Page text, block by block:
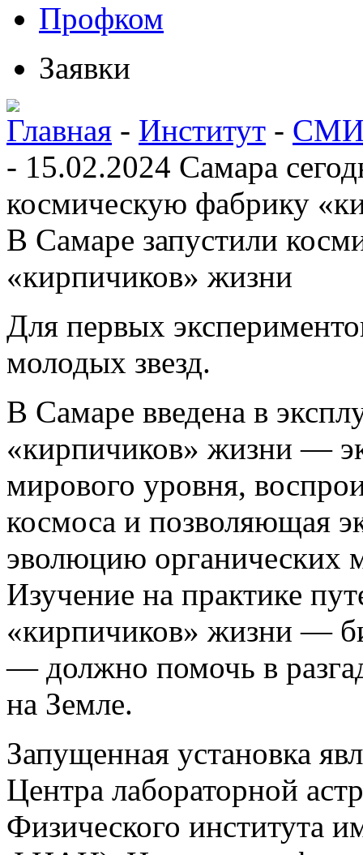
Профком
Заявки
Главная - Институт - СМИ
- 15.02.2024 Самара
космическую фабрику
В Самаре запустили
«кирпичиков» жизни
Для первых
молодых звезд.
В Самаре введена в
«кирпичиков» жизни —
мирового уровня,
космоса и позволяющая
эволюцию органических
Изучение на практике
«кирпичиков» жизни —
— должно помочь в
на Земле.
Запущенная установка
Центра лабораторной
Физического института